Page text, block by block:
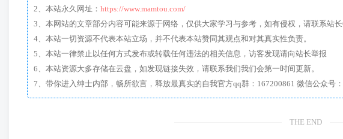
2、本站永久网址： https://www.mamtou.com/
3、本网站的文章部分内容可能来源于网络，仅供大家学习与参考，如有侵权，请联系站长
4、本站一切资源不代表本站立场，并不代表本站赞同其观点和对其真实性负责。
5、本站一律禁止以任何方式发布或转载任何违法的相关信息，访客发现请向站长举报
6、本站资源大多存储在云盘，如发现链接失效，请联系我们我们会第一时间更新。
7、带你进入绅士内部，畅所欲言，释放最真实的自
THE END